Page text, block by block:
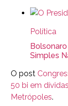
Política
Simples
O post
50 bi em
Metrópoles.